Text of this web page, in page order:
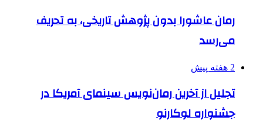
رمان عاشورا بدون پژوهش تاریخی، به تحریف
می‌رسد
2 هفته پیش
تجلیل از آخرین رمان‌نویس سینمای آمریکا در
جشنواره لوکارنو